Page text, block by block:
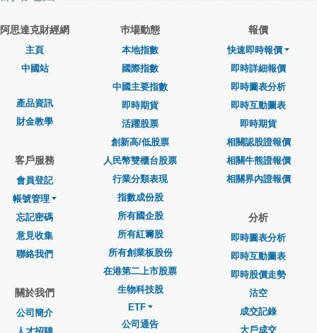
阿思達克財經網
主頁
中國站
產品資訊
財金教學
客戶服務
會員登記
帳號管理
忘記密碼
意見收集
聯絡我們
關於我們
公司簡介
巿場動態
本地指數
國際指數
中國主要指數
即時期貨
活躍股票
創新高/低股票
人民幣雙櫃台股票
行業分類表現
指數成份股
所有國企股
所有紅籌股
所有創業板股份
在港第二上市股票
生物科技股
ETF
公司通告
報價
快速即時報價
即時詳細報價
即時圖表分析
即時互動圖表
即時期貨
相關認股證報價
相關牛熊證報價
相關界內證報價
分析
即時圖表分析
即時互動圖表
即時股價走勢
沽空
成交記錄
大戶成交